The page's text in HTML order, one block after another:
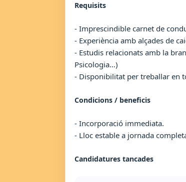
Requisits
- Imprescindible carnet de
- Experiència amb alçades de
- Estudis relacionats amb la
Psicologia…)
- Disponibilitat per treballar en
Condicions / beneficis
- Incorporació immediata.
- Lloc estable a jornada
Candidatures tancades